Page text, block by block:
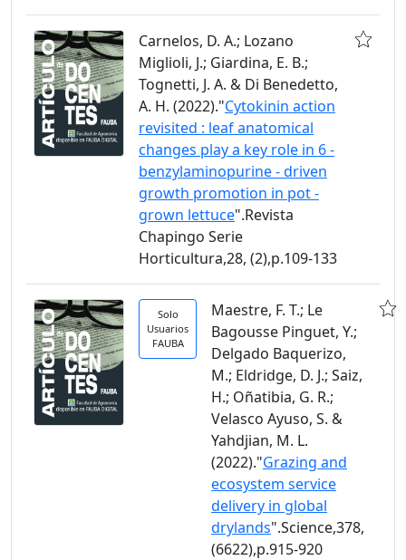
Carnelos, D. A.; Lozano
Miglioli, J.; Giardina, E. B.;
Tognetti, J. A. & Di Benedetto,
A. H. (2022)."Cytokinin action
revisited : leaf anatomical
changes play a key role in 6 -
benzylaminopurine - driven
growth promotion in pot -
grown lettuce".Revista
Chapingo Serie
Horticultura,28, (2),p.109-133
Solo
Usuarios
FAUBA
Maestre, F. T.; Le
Bagousse Pinguet, Y.;
Delgado Baquerizo,
M.; Eldridge, D. J.; Saiz,
H.; Oñatibia, G. R.;
Velasco Ayuso, S. &
Yahdjian, M. L.
(2022)."Grazing and
ecosystem service
delivery in global
drylands".Science,378,
(6622),p.915-920